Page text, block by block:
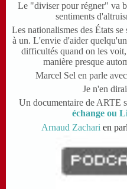
Le "diviser pour régner" va
sentiments
Les nationalismes des États
à un. L'envie d'aider
difficultés quand on les
manière presque
Marcel Sel en parle
Je n'en
Un documentaire de ARTE
échange ou
Arnaud Zachari en